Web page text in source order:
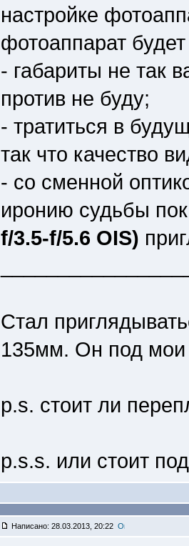
настройке
фотоаппарат
- габариты не так
против не буду;
- тратиться в
так что качество
- со сменной
иронию судьбы
f/3.5-f/5.6 OIS)
Стал
135мм. Он под мои
p.s. стоит ли
p.s.s. или стоит
Написано: 28.03.2013, 20:22